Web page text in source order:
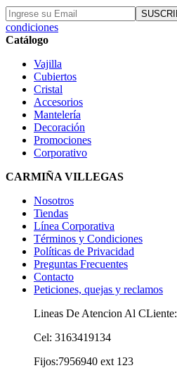
condiciones
Catálogo
Vajilla
Cubiertos
Cristal
Accesorios
Mantelería
Decoración
Promociones
Corporativo
CARMIÑA VILLEGAS
Nosotros
Tiendas
Línea Corporativa
Términos y Condiciones
Políticas de Privacidad
Preguntas Frecuentes
Contacto
Peticiones, quejas y reclamos
Lineas De Atencion Al CLiente:
Cel: 3163419134
Fijos:7956940 ext 123